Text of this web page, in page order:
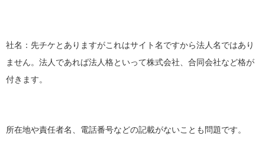
社名：先チケとありますがこれはサイト名ですから法人名ではあり
ません。法人であれば法人格といって株式会社、合同会社など格が
付きます。
所在地や責任者名、電話番号などの記載がないことも問題です。